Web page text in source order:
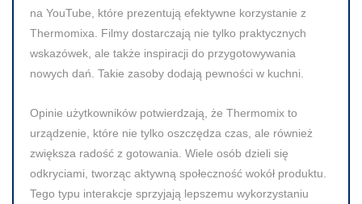
na YouTube, które prezentują efektywne korzystanie z
Thermomixa. Filmy dostarczają nie tylko praktycznych
wskazówek, ale także inspiracji do przygotowywania
nowych dań. Takie zasoby dodają pewności w kuchni.
Opinie użytkowników potwierdzają, że Thermomix to
urządzenie, które nie tylko oszczędza czas, ale również
zwiększa radość z gotowania. Wiele osób dzieli się
odkryciami, tworząc aktywną społeczność wokół produktu.
Tego typu interakcje sprzyjają lepszemu wykorzystaniu